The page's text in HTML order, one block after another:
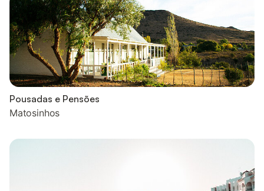
Pousadas e Pensões
Matosinhos